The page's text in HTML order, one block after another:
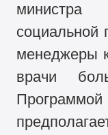
социальной
менеджеры
врачи